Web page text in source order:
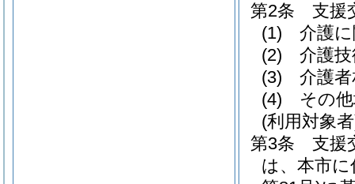
第2条
支援
(1)
介護
(2)
介護
(3)
介護
(4)
その
(利用対象
第3条
支援
は、本市